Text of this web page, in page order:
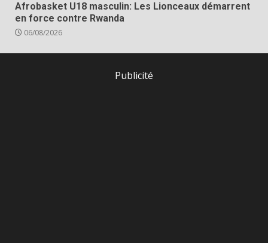
Afrobasket U18 masculin: Les Lionceaux démarrent
en force contre Rwanda
06/08/2026
Publicité